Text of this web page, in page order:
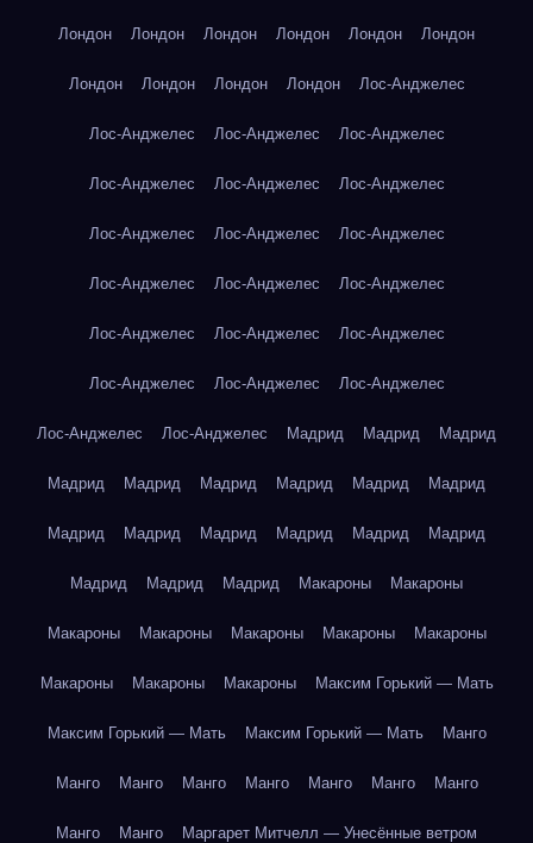
Лондон Лондон Лондон Лондон Лондон Лондон
Лондон Лондон Лондон Лондон Лос-Анджелес
Лос-Анджелес Лос-Анджелес Лос-Анджелес
Лос-Анджелес Лос-Анджелес Лос-Анджелес
Лос-Анджелес Лос-Анджелес Лос-Анджелес
Лос-Анджелес Лос-Анджелес Лос-Анджелес
Лос-Анджелес Лос-Анджелес Лос-Анджелес
Лос-Анджелес Лос-Анджелес Лос-Анджелес
Лос-Анджелес Лос-Анджелес Мадрид Мадрид Мадрид
Мадрид Мадрид Мадрид Мадрид Мадрид Мадрид
Мадрид Мадрид Мадрид Мадрид Мадрид Мадрид
Мадрид Мадрид Мадрид Макароны Макароны
Макароны Макароны Макароны Макароны Макароны
Макароны Макароны Макароны Максим Горький — Мать
Максим Горький — Мать Максим Горький — Мать Манго
Манго Манго Манго Манго Манго Манго Манго
Манго Манго Маргарет Митчелл — Унесённые ветром